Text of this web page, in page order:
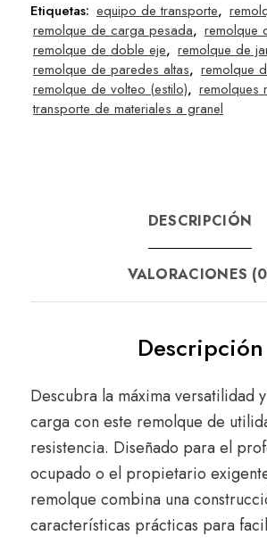
Etiquetas: equipo de transporte,
remolque de carga pesada, remolque
remolque de doble eje, remolque de
remolque de paredes altas, remolque
remolque de volteo (estilo), remolques
transporte de materiales a granel
DESCRIPCIÓN
VALORACIONES
Descripción
Descubra la máxima versatilidad
carga con este remolque de
resistencia. Diseñado para el
ocupado o el propietario
remolque combina una
características prácticas para